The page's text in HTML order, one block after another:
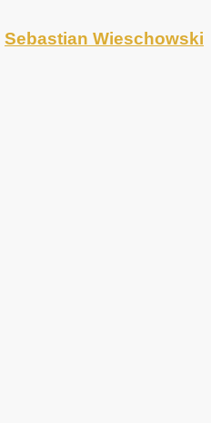
Sebastian Wieschowski